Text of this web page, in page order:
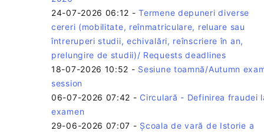
24-07-2026 06:12 -Termene depuneri diverse
cereri (mobilitate, reînmatriculare, reluare sau
întreruperi studii, echivalări, reînscriere în an,
prelungire de studii)/ Requests deadlines
18-07-2026 10:52 - Sesiune toamnă/Autumn
session
06-07-2026 07:42 - Circulară - Definirea fraudei
examen
29-06-2026 07:07 - Școala de vară de Istorie a